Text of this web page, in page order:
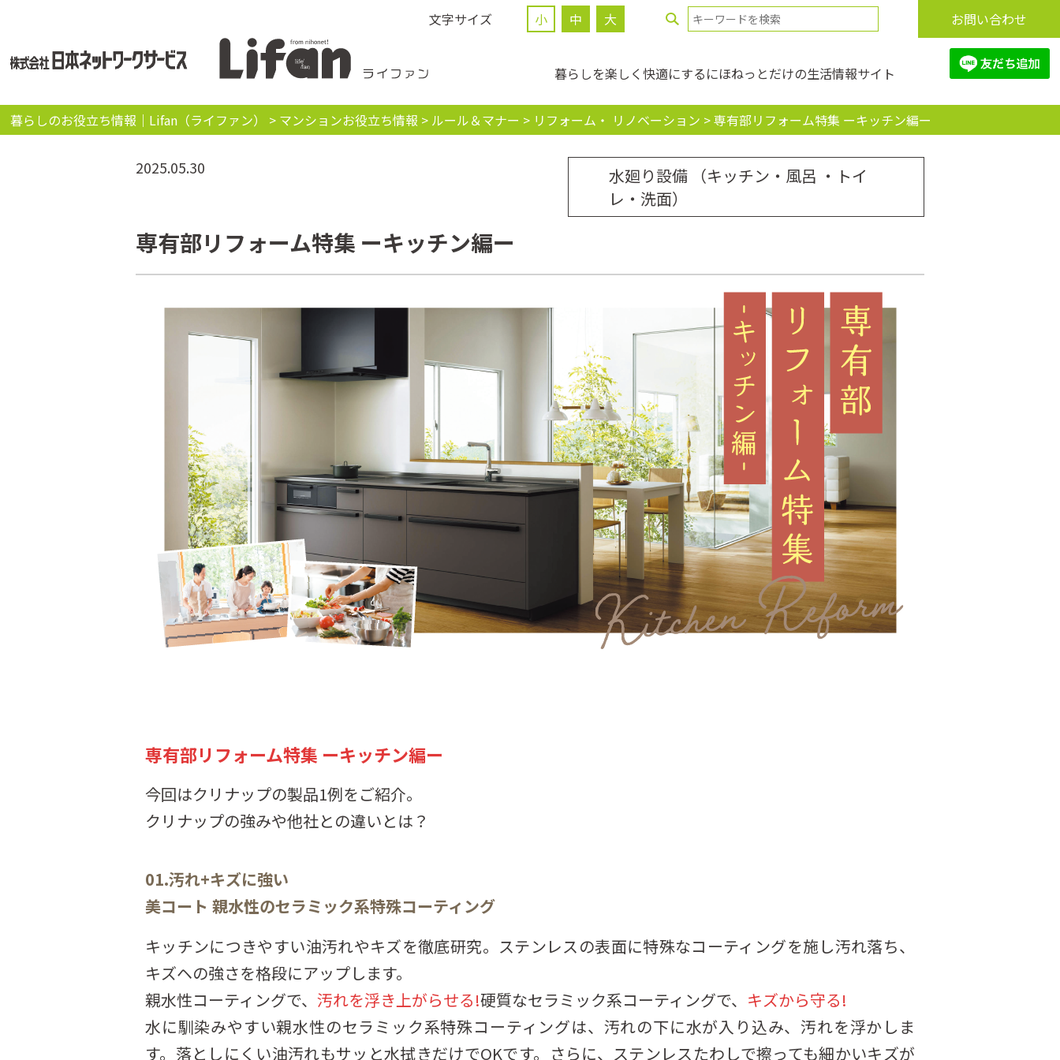
文字サイズ 小 中 大 お問い合わせ
暮らしを楽しく快適にするにほねっとだけの生活情報サイト
暮らしのお役立ち情報｜Lifan（ライファン） > マンションお役立ち情報 > ルール＆マナー > リフォーム・ リノベーション >専有部リフォーム特集 ーキッチン編ー
2025.05.30
水廻り設備 （キッチン・風呂 ・トイ
レ・洗面）
専有部リフォーム特集 ーキッチン編ー
専有部リフォーム特集 ーキッチン編ー
今回はクリナップの製品1例をご紹介。
クリナップの強みや他社との違いとは？
01.汚れ+キズに強い
美コート 親水性のセラミック系特殊コーティング
キッチンにつきやすい油汚れやキズを徹底研究。ステンレスの表面に特殊なコーティングを施し汚れ落ち、
キズヘの強さを格段にアップします。
親水性コーティングで、 汚れを浮き上がらせる!硬質なセラミック系コーティングで、 キズから守る!
水に馴染みやすい親水性のセラミック系特殊コーティングは、汚れの下に水が入り込み、汚れを浮かしま
す。落としにくい油汚れもサッと水拭きだけでOKです。さらに、ステンレスたわしで擦っても細かいキズが